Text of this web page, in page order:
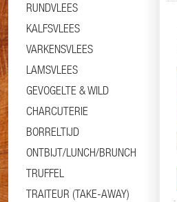
RUNDVLEES
KALFSVLEES
VARKENSVLEES
LAMSVLEES
GEVOGELTE & WILD
CHARCUTERIE
BORRELTIJD
ONTBIJT/LUNCH/BRUNCH
TRUFFEL
TRAITEUR (TAKE-AWAY)